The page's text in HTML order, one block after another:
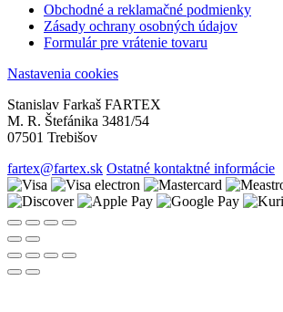
Obchodné a reklamačné podmienky
Zásady ochrany osobných údajov
Formulár pre vrátenie tovaru
Nastavenia cookies
Stanislav Farkaš FARTEX
M. R. Štefánika 3481/54
07501 Trebišov
fartex@fartex.sk Ostatné kontaktné informácie